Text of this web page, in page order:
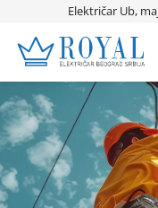
Električar Ub,